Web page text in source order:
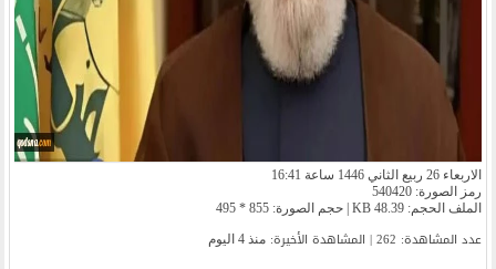
الاربعاء 26 ربيع الثاني 1446 ساعة 16:41
رمز الصورة: 540420
الملف الحجم: 48.39 KB | حجم الصورة: 855 * 495
عدد المشاهدة: 262 | المشاهدة الأخیرة: منذ 4 اليوم